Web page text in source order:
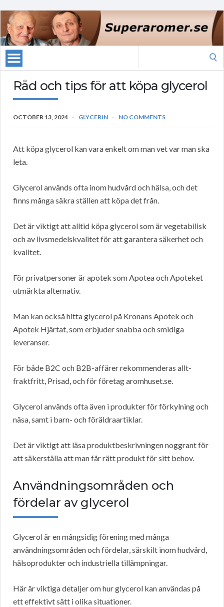
Råd och tips för att köpa glycerol
OCTOBER 13, 2024 GLYCERIN NO COMMENTS
Att köpa glycerol kan vara enkelt om man vet var man ska
leta.
Glycerol används ofta inom hudvård och hälsa, och det
finns många säkra ställen att köpa det från.
Det är viktigt att alltid köpa glycerol som är vegetabilisk
och av livsmedelskvalitet för att garantera säkerhet och
kvalitet.
För privatpersoner är apotek som Apotea och Apoteket
utmärkta alternativ.
Man kan också hitta glycerol på Kronans Apotek och
Apotek Hjärtat, som erbjuder snabba och smidiga
leveranser.
För både B2C och B2B-affärer rekommenderas allt-
fraktfritt, Prisad, och för företag aromhuset.se.
Glycerol används ofta även i produkter för förkylning och
näsa, samt i barn- och föräldraartiklar.
Det är viktigt att läsa produktbeskrivningen noggrant för
att säkerställa att man får rätt produkt för sitt behov.
Användningsområden och
fördelar av glycerol
Glycerol är en mångsidig förening med många
användningsområden och fördelar, särskilt inom hudvård,
hälsoprodukter och industriella tillämpningar.
Här är viktiga detaljer om hur glycerol kan användas på
ett effektivt sätt i olika situationer.